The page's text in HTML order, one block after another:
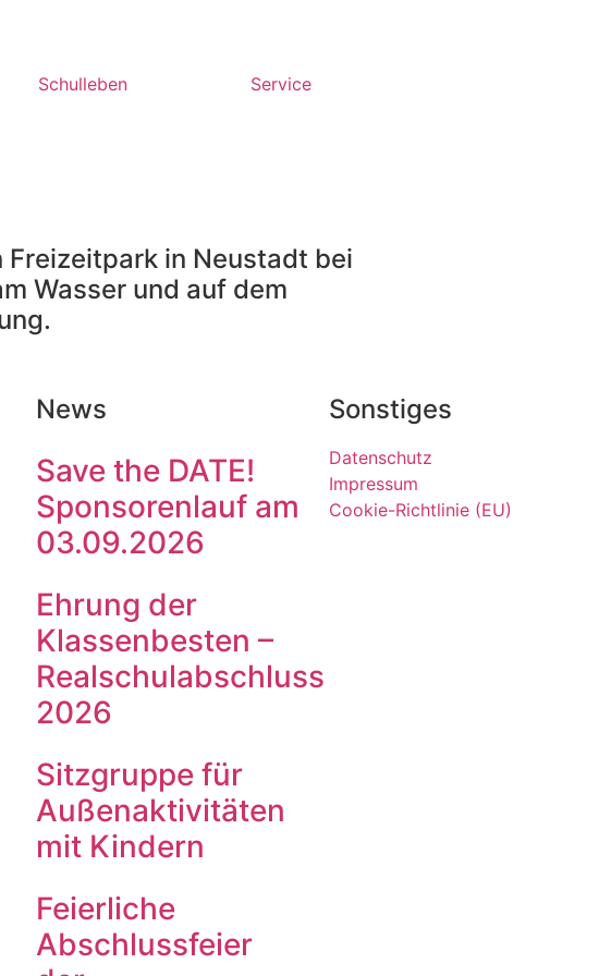
Schulleben Service
in Neustadt bei
Wasser und auf dem
News
Save the DATE!
Sponsorenlauf am
03.09.2026
Ehrung der
Klassenbesten –
Realschulabschluss
2026
Sitzgruppe für
Außenaktivitäten
mit Kindern
Feierliche
Abschlussfeier
Sonstiges
Datenschutz
Impressum
Cookie-Richtlinie (EU)